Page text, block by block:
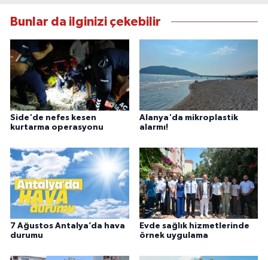
Bunlar da ilginizi çekebilir
Side'de nefes kesen
kurtarma operasyonu
Alanya'da mikroplastik
alarmı!
7 Ağustos Antalya’da hava
durumu
Evde sağlık hizmetlerinde
örnek uygulama